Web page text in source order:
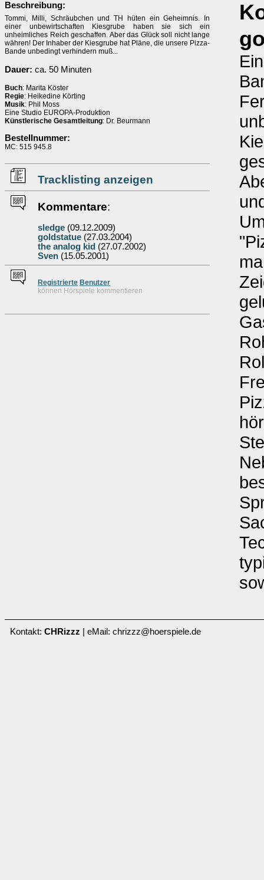
Beschreibung:
Tommi, Milli, Schräubchen und TH hüten ein Geheimnis. In
einer unbewirtschaften Kiesgrube haben sie sich ein
unheimliches Reich geschaffen. Aber das Glück soll nicht lange
währen! Der Inhaber der Kiesgrube hat Pläne, die unsere Pizza-
Bande unbedingt verhindern muß...
Dauer: ca. 50 Minuten
Buch: Marita Köster
Regie: Heikedine Körting
Musik: Phil Moss
Eine Studio EUROPA-Produktion
Künstlerische Gesamtleitung: Dr. Beurmann
Bestellnummer:
MC: 515 945.8
Tracklisting anzeigen
Kommentare:
sledge (09.12.2009)
goldstatue (27.03.2004)
the analog kid (27.07.2002)
Sven (15.05.2001)
Registrierte Benutzer
können Hörspiele kommentieren
Kontakt: CHRizzz | eMail: chrizzz@hoerspiele.de